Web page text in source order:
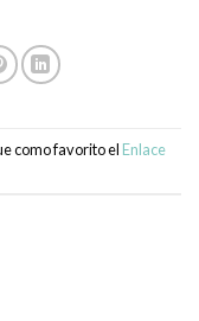
como favorito el Enlace